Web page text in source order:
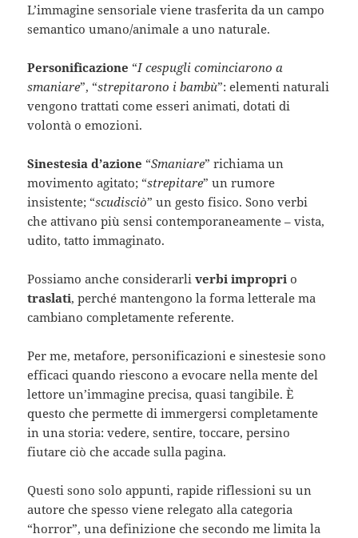
L’immagine sensoriale viene trasferita da un campo
semantico umano/animale a uno naturale.
Personificazione “I cespugli cominciarono a
smaniare”, “strepitarono i bambù”: elementi naturali
vengono trattati come esseri animati, dotati di
volontà o emozioni.
Sinestesia d’azione “Smaniare” richiama un
movimento agitato; “strepitare” un rumore
insistente; “scudisciò” un gesto fisico. Sono verbi
che attivano più sensi contemporaneamente – vista,
udito, tatto immaginato.
Possiamo anche considerarliverbi improprio
traslati, perché mantengono la forma letterale ma
cambiano completamente referente.
Per me, metafore, personificazioni e sinestesie sono
efficaci quando riescono a evocare nella mente del
lettore un’immagine precisa, quasi tangibile. È
questo che permette di immergersi completamente
in una storia: vedere, sentire, toccare, persino
fiutare ciò che accade sulla pagina.
Questi sono solo appunti, rapide riflessioni su un
autore che spesso viene relegato alla categoria
“horror”, una definizione che secondo me limita la